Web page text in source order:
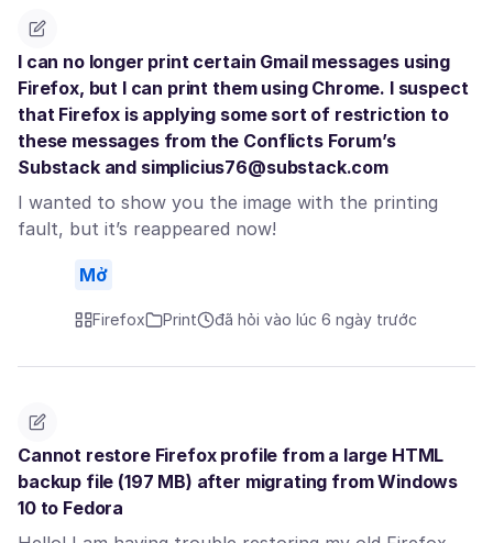
I can no longer print certain Gmail messages using
Firefox, but I can print them using Chrome. I suspect
that Firefox is applying some sort of restriction to
these messages from the Conflicts Forum’s
Substack and simplicius76@substack.com
I wanted to show you the image with the printing
fault, but it’s reappeared now!
Mở
Firefox Print đã hỏi vào lúc 6 ngày trước
Cannot restore Firefox profile from a large HTML
backup file (197 MB) after migrating from Windows
10 to Fedora